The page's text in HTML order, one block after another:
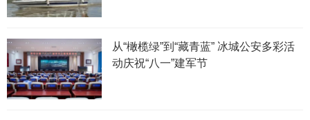
从“橄榄绿”到“藏青蓝” 冰城公安多彩活
动庆祝“八一”建军节